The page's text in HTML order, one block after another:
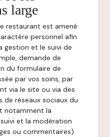
large
restaurant est amené
personnel afin
gestion et le suivi de
demande de
du formulaire de
par vos soins, par
via le site ou via des
de réseaux sociaux du
notamment la
et la modération
ou commentaires)